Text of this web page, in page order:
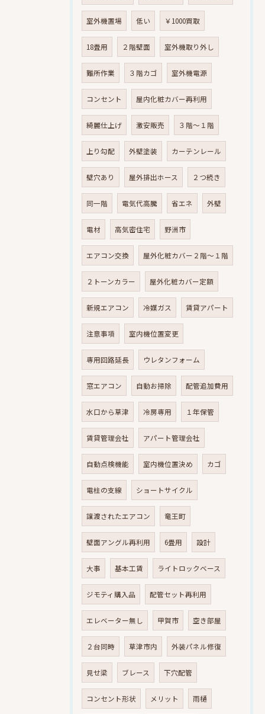
室外機置場 低い ￥1000買取
18畳用 ２階壁面 室外機取り外し
難所作業 ３階カゴ 室外機電源
コンセント 屋内化粧カバー再利用
綺麗仕上げ 激安販売 ３階～１階
上り勾配 外壁塗装 カーテンレール
壁穴あり 屋外排出ホース ２つ続き
同一階 電気代高騰 省エネ 外壁
電材 高気密住宅 野洲市
エアコン交換 屋外化粧カバー２階～１階
２トーンカラー 屋外化粧カバー定額
新規エアコン 冷媒ガス 賃貸アパート
注意事項 室内機位置変更
専用回路延長 ウレタンフォーム
窓エアコン 自動お掃除 配管追加費用
水口から草津 冷房専用 １年保管
賃貸管理会社 アパート管理会社
自動点検機能 室内機位置決め カゴ
電柱の支線 ショートサイクル
譲渡されたエアコン 竜王町
壁面アングル再利用 6畳用 設計
大事 基本工賃 ライトロックベース
ジモティ購入品 配管セット再利用
エレベーター無し 甲賀市 空き部屋
２台同時 草津市内 外装パネル修復
見せ梁 ブレース 下穴配管
コンセント形状 メリット 雨樋